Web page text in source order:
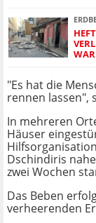
"Es hat die
rennen lassen",
In mehreren
Häuser
Dschindiris
zwei Wochen
Das Beben
verheerenden